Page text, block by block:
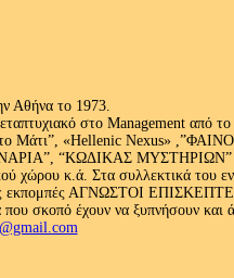
Αθήνα το 1973.
στο Management από
Μάτι”, «Hellenic Nexus»
ΜΥΣΤΗΡΙΩΝ” ,
χώρου κ.ά. Στα συλλεκτικά του
εκπομπές ΑΓΝΩΣΤΟΙ
έχουν να ξυπνήσουν και